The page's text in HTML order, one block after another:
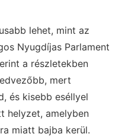
lehet, mint az
Nyugdíjas Parlament
a részletekben
mert
és kisebb eséllyel
helyzet, amelyben
miatt bajba kerül.